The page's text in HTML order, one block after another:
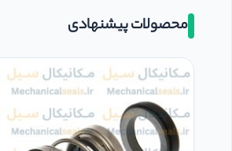
محصولات پیشنهادی